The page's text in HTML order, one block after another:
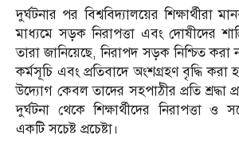
দুর্ঘটনার পর বিশ্ববিদ্যালয়ের শিক্ষার্থীরা
মাধ্যমে সড়ক নিরাপত্তা এবং দোষীদের
তারা জানিয়েছে, নিরাপদ সড়ক নিশ্চিত
কর্মসূচি এবং প্রতিবাদে অংশগ্রহণ বৃদ্ধি করা
উদ্যোগ কেবল তাদের সহপাঠীর প্রতি শ্রদ্ধা
দুর্ঘটনা থেকে শিক্ষার্থীদের নিরাপত্তা ও
একটি সচেষ্ট প্রচেষ্টা।